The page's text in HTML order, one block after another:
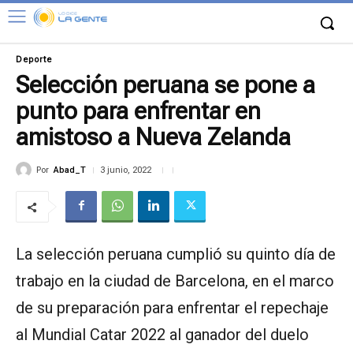
Deporte
Selección peruana se pone a
punto para enfrentar en
amistoso a Nueva Zelanda
Por Abad_T 3 junio, 2022
La selección peruana cumplió su quinto día de
trabajo en la ciudad de Barcelona, en el marco
de su preparación para enfrentar el repechaje
al Mundial Catar 2022 al ganador del duelo